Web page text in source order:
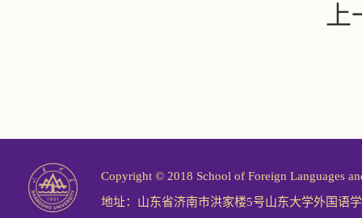
Copyright © 2018 School of Foreign Languages
地址：山东省济南市洪家楼5号山东大学外国语